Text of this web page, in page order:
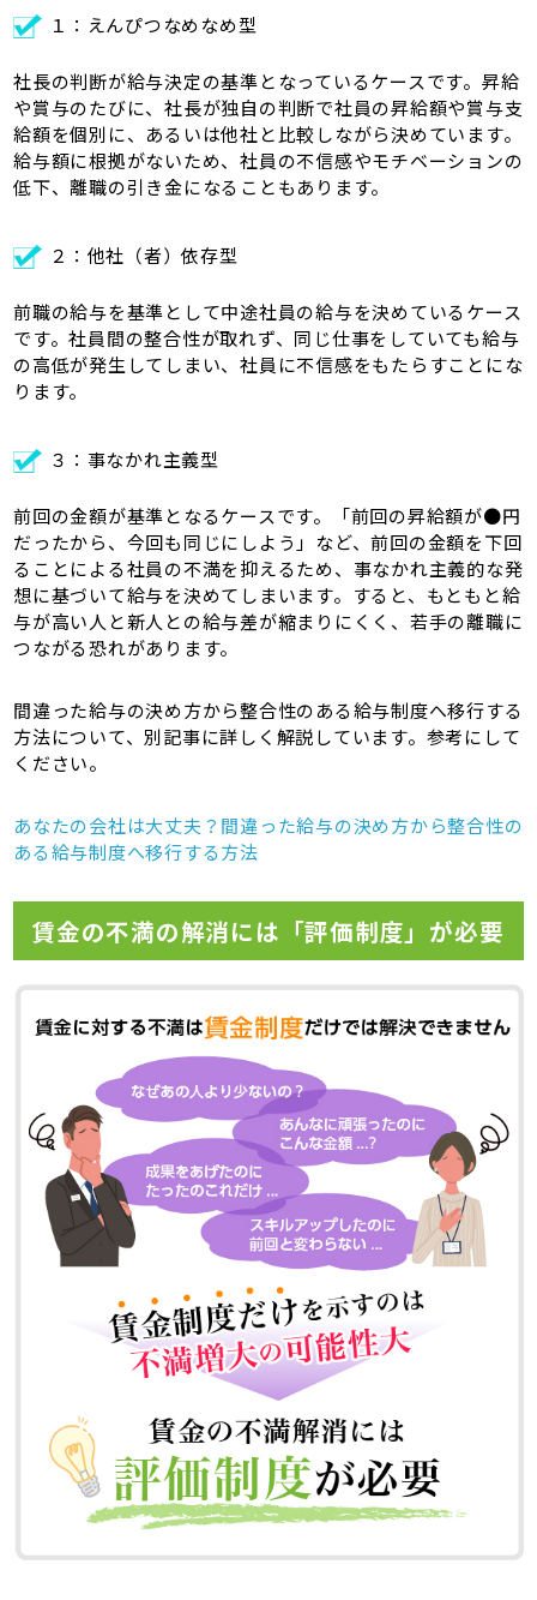
１：えんぴつなめなめ型
社長の判断が給与決定の基準となっているケースです。昇給
や賞与のたびに、社長が独自の判断で社員の昇給額や賞与支
給額を個別に、あるいは他社と比較しながら決めています。
給与額に根拠がないため、社員の不信感やモチベーションの
低下、離職の引き金になることもあります。
２：他社（者）依存型
前職の給与を基準として中途社員の給与を決めているケース
です。社員間の整合性が取れず、同じ仕事をしていても給与
の高低が発生してしまい、社員に不信感をもたらすことにな
ります。
３：事なかれ主義型
前回の金額が基準となるケースです。「前回の昇給額が●円
だったから、今回も同じにしよう」など、前回の金額を下回
ることによる社員の不満を抑えるため、事なかれ主義的な発
想に基づいて給与を決めてしまいます。すると、もともと給
与が高い人と新人との給与差が縮まりにくく、若手の離職に
つながる恐れがあります。
間違った給与の決め方から整合性のある給与制度へ移行する
方法について、別記事に詳しく解説しています。参考にして
ください。
あなたの会社は大丈夫？間違った給与の決め方から整合性の
ある給与制度へ移行する方法
賃金の不満の解消には「評価制度」が必要